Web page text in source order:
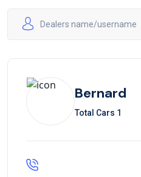
Bernard
Total Cars 1